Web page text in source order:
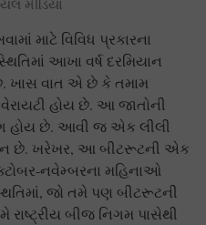
મીડિયા
માટે વિવિધ પ્રકારના
આખા વર્ષ દરમિયાન
ખાસ વાત એ છે કે તમામ
હોય છે. આ જાતોની
હોય છે. આવી જ એક લીલી
છે. ખરેખર, આ બીટરૂટની એક
નવેમ્બરના મહિનાઓ
જો તમે પણ બીટરૂટની
રાષ્ટ્રીય બીજ નિગમ પાસેથી